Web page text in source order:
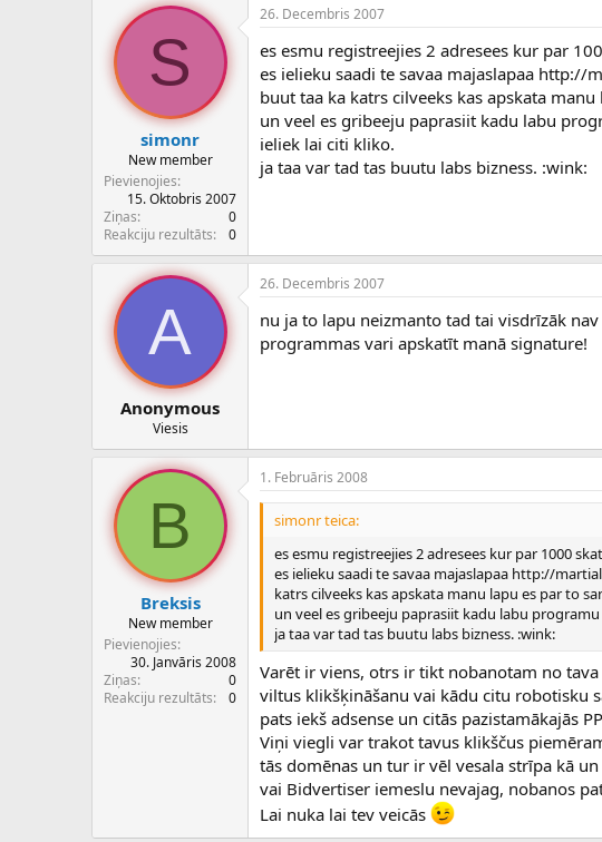
e
d
e
z
s
ā
c
ē
k
m
a
a
u
m
s
S
simonr
New member
Pievienojies
15. Oktobris 2007
Ziņas
0
Reakciju rezultāts
0
26. Decembris 2007
es esmu registreejies 2 adresees kur par
es ielieku saadi te savaa majaslapaa
buut taa ka katrs cilveeks kas apskata
un veel es gribeeju paprasiit kadu labu
ieliek lai citi kliko.
ja taa var tad tas buutu labs bizness. :wink:
A
Anonymous
Viesis
26. Decembris 2007
nu ja to lapu neizmanto tad tai visdrīzāk
programmas vari apskatīt manā signature!
B
Breksis
New member
Pievienojies
30. Janvāris 2008
Ziņas
0
Reakciju rezultāts
0
1. Februāris 2008
simonr teica:
es esmu registreejies 2 adresees kur par 1000
es ielieku saadi te savaa majaslapaa http://
katrs cilveeks kas apskata manu lapu es par to
un veel es gribeeju paprasiit kadu labu
ja taa var tad tas buutu labs bizness. :wink:
Varēt ir viens, otrs ir tikt nobanotam no
viltus klikšķināšanu vai kādu citu robotisku
pats iekš adsense un citās pazistamākajās
Viņi viegli var trakot tavus klikščus
tās domēnas un tur ir vēl vesala strīpa kā
vai Bidvertiser iemeslu nevajag, nobanos
Lai nuka lai tev veicās